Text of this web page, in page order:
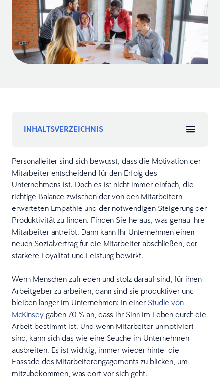
INHALTSVERZEICHNIS
Personalleiter sind sich bewusst, dass die Motivation der
Mitarbeiter entscheidend für den Erfolg des
Unternehmens ist. Doch es ist nicht immer einfach, die
richtige Balance zwischen der von den Mitarbeitern
erwarteten Empathie und der notwendigen Steigerung der
Produktivität zu finden. Finden Sie heraus, was genau Ihre
Mitarbeiter antreibt. Dann kann Ihr Unternehmen einen
neuen Sozialvertrag für die Mitarbeiter abschließen, der
stärkere Loyalität und Leistung bewirkt.
Wenn Menschen zufrieden und stolz darauf sind, für ihren
Arbeitgeber zu arbeiten, dann sind sie produktiver und
bleiben länger im Unternehmen: In einer Studie von
McKinsey gaben 70 % an, dass ihr Sinn im Leben durch die
Arbeit bestimmt ist. Und wenn Mitarbeiter unmotiviert
sind, kann sich das wie eine Seuche im Unternehmen
ausbreiten. Es ist wichtig, immer wieder hinter die
Fassade des Mitarbeiterengagements zu blicken, um
mitzubekommen, was dort vor sich geht.